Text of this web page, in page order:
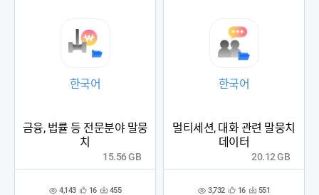
한국어
금융, 법률 등 전문분야 말뭉
치
조 4,143 관 16 다 455
15.56 GB
한국어
멀티세션, 대화 관련 말뭉치
데이터
조 3,732 관 16 다 551
20.12 GB